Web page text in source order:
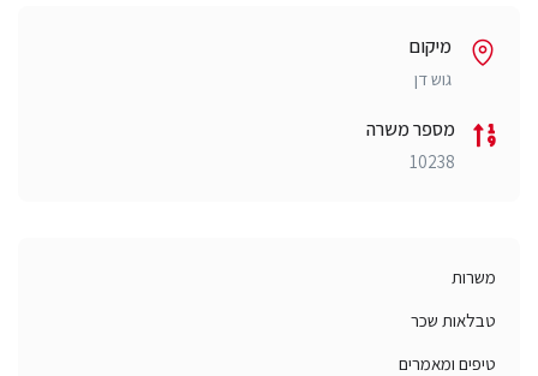
מיקום
גוש דן
מספר משרה
10238
משרות
טבלאות שכר
טיפים ומאמרים